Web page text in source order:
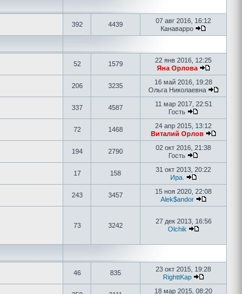
392 4439
07 авг 2016, 16:12
Канаварро
52 1579
22 янв 2016, 12:25
Яна Орлова
206 3235
16 май 2016, 19:28
Ольга Николаевна
337 4587
11 мар 2017, 22:51
Гость
72 1468
24 апр 2015, 13:12
Виталий Орлов
194 2790
02 окт 2016, 21:38
Гость
17 158
31 окт 2013, 20:22
Ира.
243 3457
15 ноя 2020, 22:08
Alek$andor
73 3242
27 дек 2013, 16:56
Olchik
46 835
23 окт 2015, 19:28
RighttKap
18 мар 2015, 08:20